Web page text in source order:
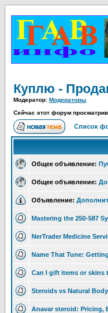
Куплю -
Модератор: Модераторы
Сейчас этот форум
Список
Общее объявление:
Общее объявление:
Объявление:
Mastering the 250-587
NerTrader Medicine
Name That Tune:
Can I gift items or skins
Steroids vs Natural
Anavar steroid: Pricing,